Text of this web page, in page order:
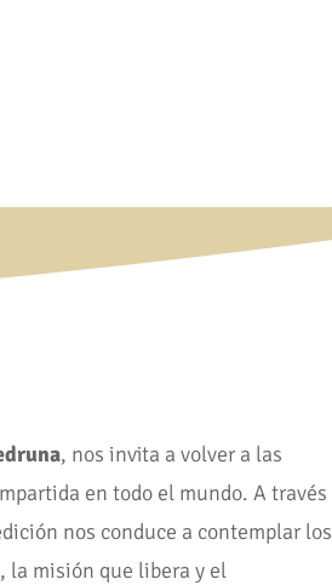
, nos invita a volver a las
en todo el mundo. A través
nos conduce a contemplar los
la misión que libera y el